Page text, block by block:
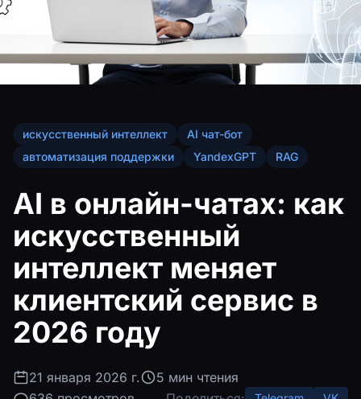
искусственный интеллект
AI чат-бот
автоматизация поддержки
YandexGPT RAG
AI в онлайн-чатах: как
искусственный
интеллект меняет
клиентский сервис в
2026 году
21 января 2026 г.
5 мин чтения